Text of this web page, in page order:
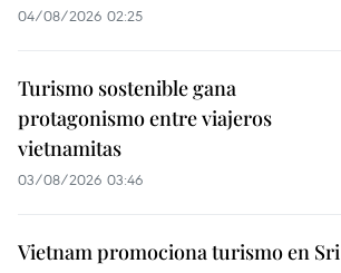
04/08/2026 02:25
Turismo sostenible gana
protagonismo entre viajeros
vietnamitas
03/08/2026 03:46
Vietnam promociona turismo en Sri